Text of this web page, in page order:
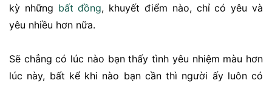
kỳ những bất đồng, khuyết điểm nào, chỉ có yêu và
yêu nhiều hơn nữa.
Sẽ chẳng có lúc nào bạn thấy tình yêu nhiệm màu hơn
lúc này, bất kể khi nào bạn cần thì người ấy luôn có